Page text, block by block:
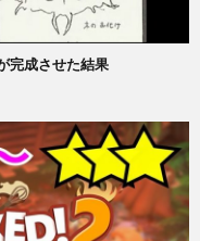
完成させた結果